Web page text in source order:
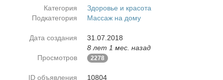
Категория
Здоровье и красота
Подкатегория
Массаж на дому
Дата создания
31.07.2018
8 лет 1 мес. назад
Просмотров
2278
ID объявления 10804